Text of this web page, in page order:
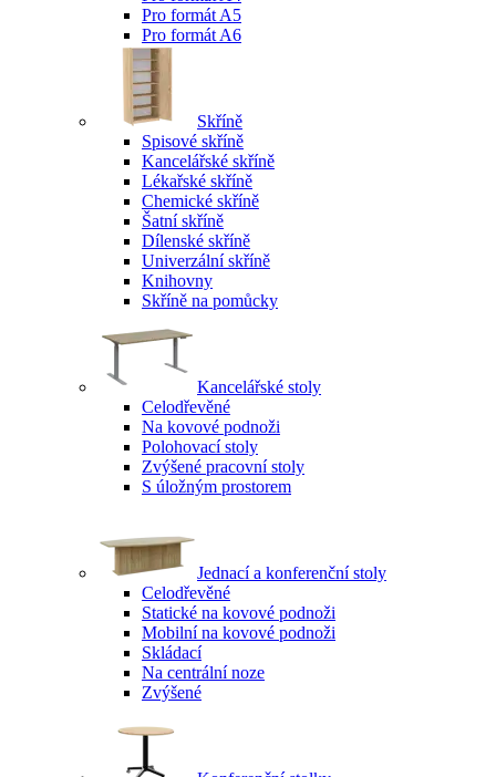
Pro formát A5
Pro formát A6
Skříně
Spisové skříně
Kancelářské skříně
Lékařské skříně
Chemické skříně
Šatní skříně
Dílenské skříně
Univerzální skříně
Knihovny
Skříně na pomůcky
Kancelářské stoly
Celodřevěné
Na kovové podnoži
Polohovací stoly
Zvýšené pracovní stoly
S úložným prostorem
Jednací a konferenční stoly
Celodřevěné
Statické na kovové podnoži
Mobilní na kovové podnoži
Skládací
Na centrální noze
Zvýšené